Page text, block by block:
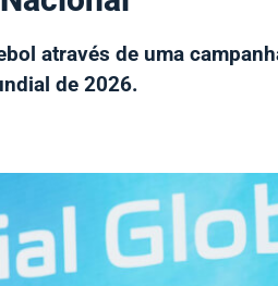
através de uma
de 2026.